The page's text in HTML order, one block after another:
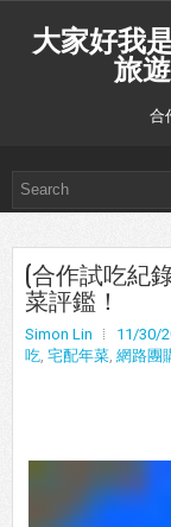
大家好我
旅
合
(合作試吃紀
菜評鑑！
Simon Lin 11/30/
吃, 宅配年菜, 網路團